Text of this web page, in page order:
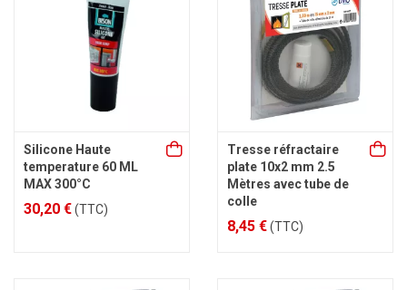
Silicone Haute
temperature 60 ML
MAX 300°C
30,20 €(TTC)
Tresse réfractaire
plate 10x2 mm 2.5
Mètres avec tube de
colle
8,45 €(TTC)